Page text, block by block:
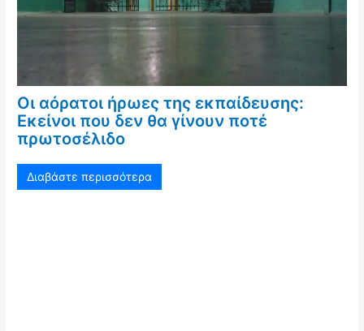
Οι αόρατοι ήρωες της εκπαίδευσης:
Εκείνοι που δεν θα γίνουν ποτέ
πρωτοσέλιδο
Διαβάστε περισσότερα